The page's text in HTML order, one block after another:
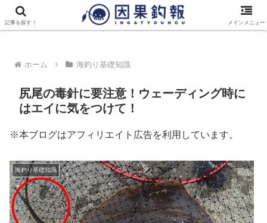
記事を探す！ メインメニュー
トップページ 最新記事一覧 因果釣報について
ホーム 海釣り基礎知識
尻尾の毒針に要注意！ウェーディング時に
はエイに気をつけて！
※本ブログはアフィリエイト広告を利用しています。
海釣り基礎知識